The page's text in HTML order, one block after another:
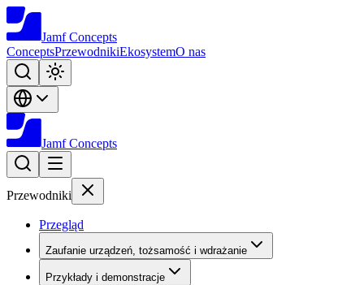
Jamf Concepts
ConceptsPrzewodnikiEkosystemO nas
Jamf Concepts
Przewodniki
Przegląd
Zaufanie urządzeń, tożsamość i wdrażanie
Przykłady i demonstracje